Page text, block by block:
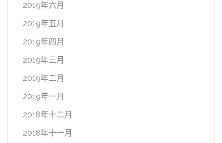
2019年六月
2019年五月
2019年四月
2019年三月
2019年二月
2019年一月
2018年十二月
2018年十一月